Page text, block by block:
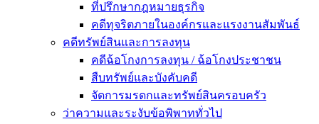
ที่ปรึกษากฎหมายธุรกิจ
คดีทุจริตภายในองค์กรและแรงงานสัมพันธ์
คดีทรัพย์สินและการลงทุน
คดีฉ้อโกงการลงทุน / ฉ้อโกงประชาชน
สืบทรัพย์และบังคับคดี
จัดการมรดกและทรัพย์สินครอบครัว
ว่าความและระงับข้อพิพาททั่วไป